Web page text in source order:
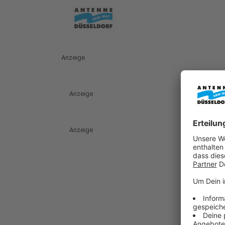
Anzeige
Anzeige
Anzeige